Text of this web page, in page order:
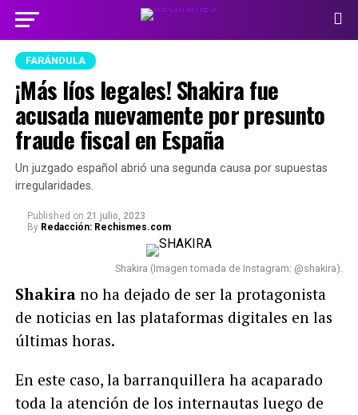
FARÁNDULA
¡Más líos legales! Shakira fue
acusada nuevamente por presunto
fraude fiscal en España
Un juzgado español abrió una segunda causa por supuestas
irregularidades.
Published on 21 julio, 2023
By Redacción: Rechismes.com
Shakira (Imagen tomada de Instagram: @shakira).
Shakirano ha dejado de ser la protagonista
de noticias en las plataformas digitales en las
últimas horas.
En este caso, la barranquillera ha acaparado
toda la atención de los internautas luego de